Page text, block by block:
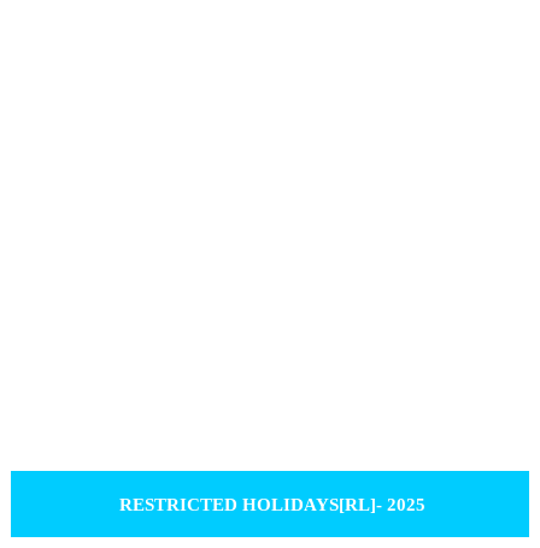
RESTRICTED HOLIDAYS[RL]- 2025